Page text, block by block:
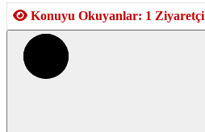
Konuyu Okuyanlar: 1 Ziyaretçi